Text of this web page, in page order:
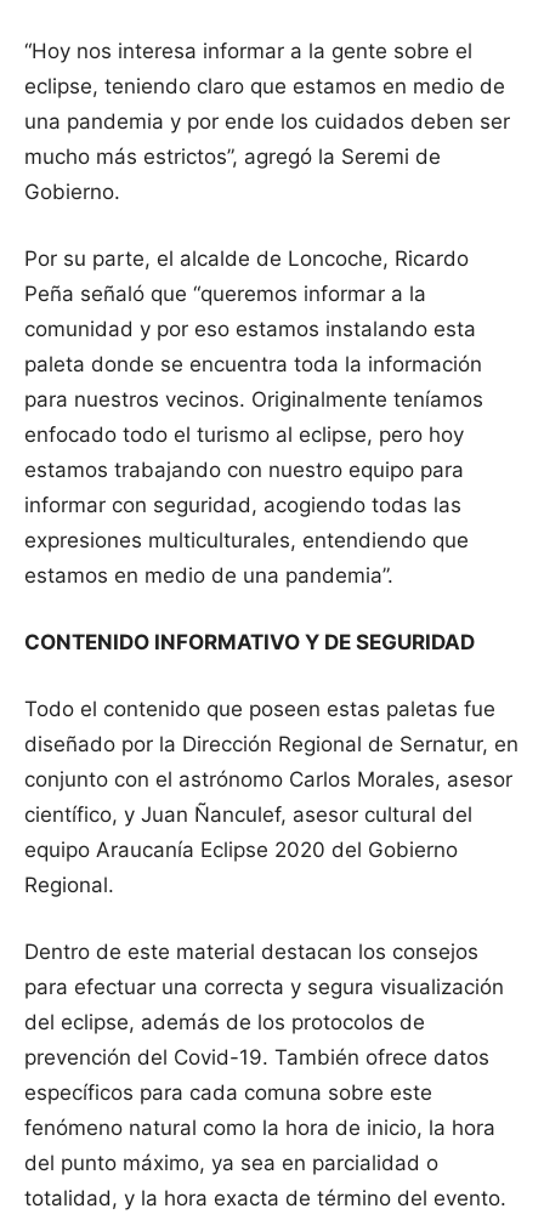
“Hoy nos interesa informar a la gente sobre el
eclipse, teniendo claro que estamos en medio de
una pandemia y por ende los cuidados deben ser
mucho más estrictos”, agregó la Seremi de
Gobierno.
Por su parte, el alcalde de Loncoche, Ricardo
Peña señaló que “queremos informar a la
comunidad y por eso estamos instalando esta
paleta donde se encuentra toda la información
para nuestros vecinos. Originalmente teníamos
enfocado todo el turismo al eclipse, pero hoy
estamos trabajando con nuestro equipo para
informar con seguridad, acogiendo todas las
expresiones multiculturales, entendiendo que
estamos en medio de una pandemia”.
CONTENIDO INFORMATIVO Y DE SEGURIDAD
Todo el contenido que poseen estas paletas fue
diseñado por la Dirección Regional de Sernatur, en
conjunto con el astrónomo Carlos Morales, asesor
científico, y Juan Ñanculef, asesor cultural del
equipo Araucanía Eclipse 2020 del Gobierno
Regional.
Dentro de este material destacan los consejos
para efectuar una correcta y segura visualización
del eclipse, además de los protocolos de
prevención del Covid-19. También ofrece datos
específicos para cada comuna sobre este
fenómeno natural como la hora de inicio, la hora
del punto máximo, ya sea en parcialidad o
totalidad, y la hora exacta de término del evento.